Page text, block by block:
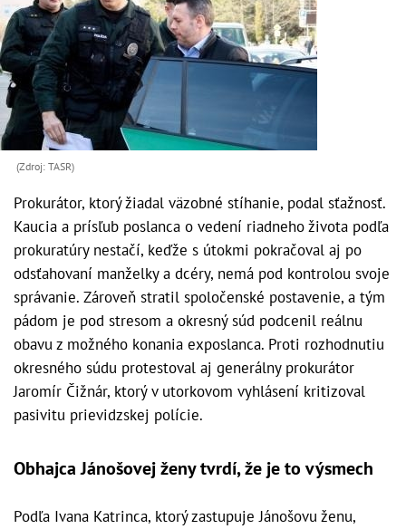
(Zdroj: TASR)
Prokurátor, ktorý žiadal väzobné stíhanie, podal sťažnosť.
Kaucia a prísľub poslanca o vedení riadneho života podľa
prokuratúry nestačí, keďže s útokmi pokračoval aj po
odsťahovaní manželky a dcéry, nemá pod kontrolou svoje
správanie. Zároveň stratil spoločenské postavenie, a tým
pádom je pod stresom a okresný súd podcenil reálnu
obavu z možného konania exposlanca. Proti rozhodnutiu
okresného súdu protestoval aj generálny prokurátor
Jaromír Čižnár, ktorý v utorkovom vyhlásení kritizoval
pasivitu prievidzskej polície.
Obhajca Jánošovej ženy tvrdí, že je to výsmech
Podľa Ivana Katrinca, ktorý zastupuje Jánošovu ženu,